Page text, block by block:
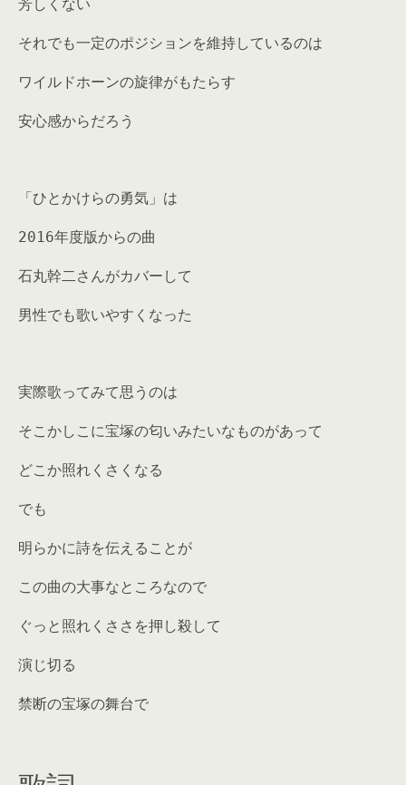
芳しくない
それでも一定のポジションを維持しているのは
ワイルドホーンの旋律がもたらす
安心感からだろう
「ひとかけらの勇気」は
2016年度版からの曲
石丸幹二さんがカバーして
男性でも歌いやすくなった
実際歌ってみて思うのは
そこかしこに宝塚の匂いみたいなものがあって
どこか照れくさくなる
でも
明らかに詩を伝えることが
この曲の大事なところなので
ぐっと照れくささを押し殺して
演じ切る
禁断の宝塚の舞台で